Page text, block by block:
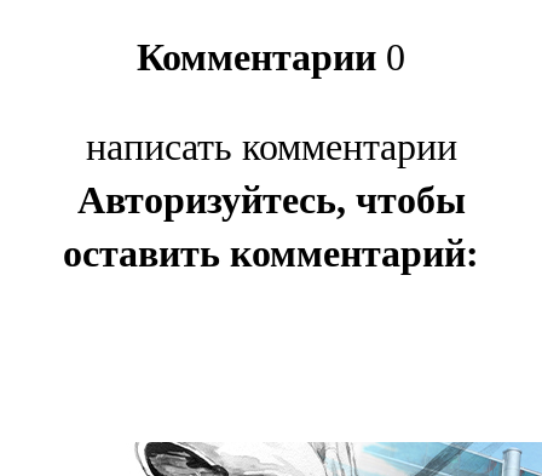
Комментарии 0
написать комментарии
Авторизуйтесь, чтобы
оставить комментарий: